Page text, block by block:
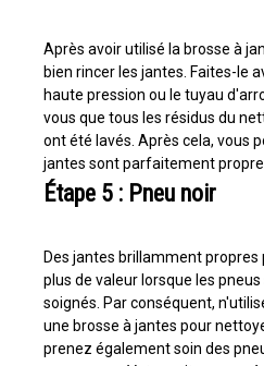
Après avoir utilisé la brosse à
bien rincer les jantes. Faites-le
haute pression ou le tuyau
vous que tous les résidus du
ont été lavés. Après cela, vous
jantes sont parfaitement
Étape 5 : Pneu noir
Des jantes brillamment propres
plus de valeur lorsque les
soignés. Par conséquent,
une brosse à jantes pour
prenez également soin des